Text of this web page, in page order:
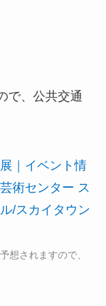
で、公共交通
｜イベント情
術センター ス
/スカイタウン
想されますので、